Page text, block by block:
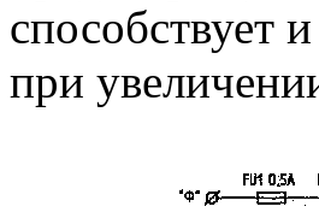
способствует
при